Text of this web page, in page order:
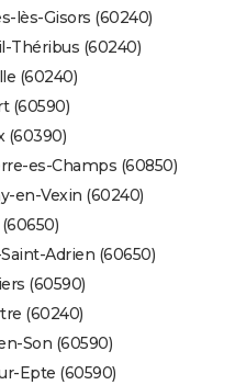
lès-Gisors (60240)
Théribus (60240)
(60240)
(60590)
(60390)
es-Champs (60850)
en-Vexin (60240)
Adrien (60650)
(60590)
(60240)
Son (60590)
Epte (60590)